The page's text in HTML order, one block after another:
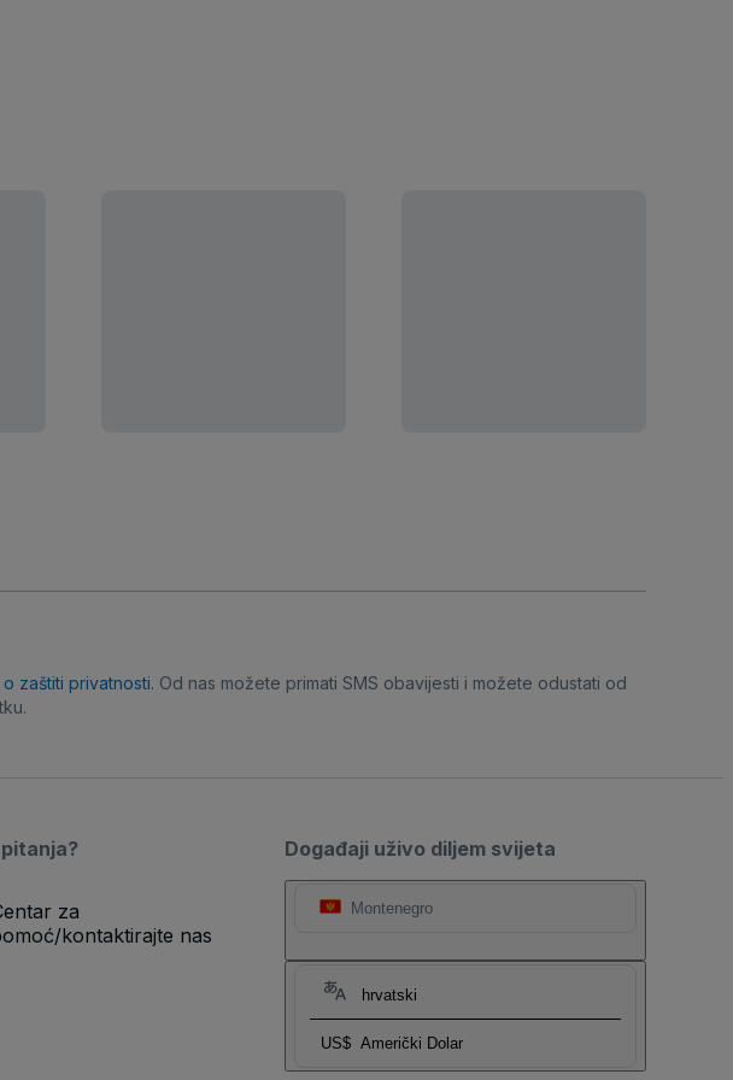
zaštiti privatnosti. Od nas možete primati SMS obavijesti i možete odustati od
Događaji uživo diljem svijeta
Montenegro
hrvatski
US$ Američki Dolar
za
kontaktirajte nas